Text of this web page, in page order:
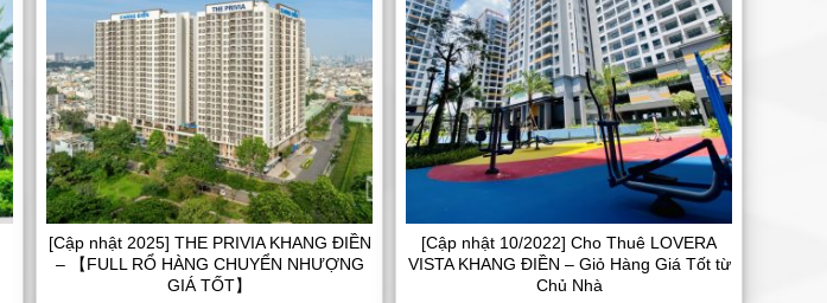
[Cập nhật 2025] THE PRIVIA KHANG ĐIỀN
– 【FULL RỔ HÀNG CHUYỂN NHƯỢNG
GIÁ TỐT】
[Cập nhật 10/2022] Cho Thuê LOVERA
VISTA KHANG ĐIỀN – Giỏ Hàng Giá Tốt từ
Chủ Nhà